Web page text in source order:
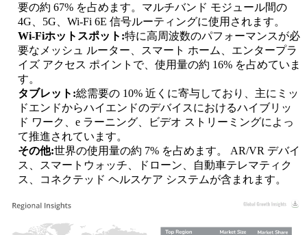
要の約 67% を占めます。マルチバンド モジュール間の
4G、5G、Wi-Fi 6E 信号ルーティングに使用されます。
Wi-Fiホットスポット:特に高周波数のパフォーマンスが必
要なメッシュ ルーター、スマート ホーム、エンタープラ
イズ アクセス ポイントで、使用量の約 16% を占めていま
す。
タブレット:総需要の 10% 近くに寄与しており、主にミッ
ドエンドからハイエンドのデバイスにおけるハイブリッ
ド ワーク、e ラーニング、ビデオ ストリーミングによっ
て推進されています。
その他:世界の使用量の約 7% を占めます。 AR/VR デバイ
ス、スマートウォッチ、ドローン、自動車テレマティク
ス、コネクテッド ヘルスケア システムが含まれます。